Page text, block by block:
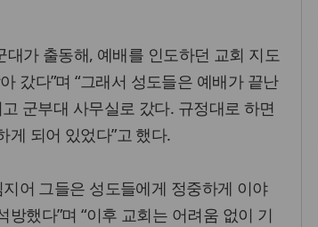
가 출동해, 예배를 인도하던 교회 지도
갔다”며 “그래서 성도들은 예배가 끝난
군부대 사무실로 갔다. 규정대로 하면
되어 있었다”고 했다.
어 그들은 성도들에게 정중하게 이야
했다”며 “이후 교회는 어려움 없이 기